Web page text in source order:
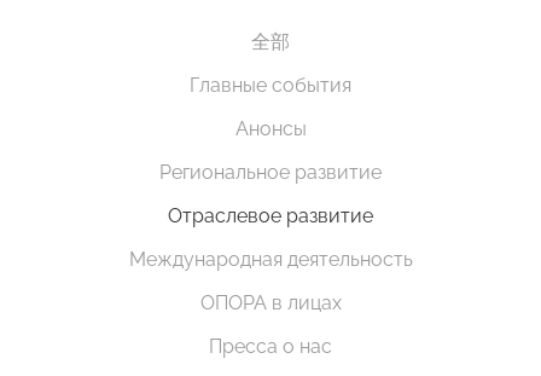
全部
Главные события
Анонсы
Региональное развитие
Отраслевое развитие
Международная деятельность
ОПОРА в лицах
Пресса о нас